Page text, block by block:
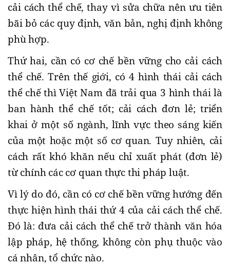
cải cách thể chế, thay vì sửa chữa nên ưu tiên
bãi bỏ các quy định, văn bản, nghị định không
phù hợp.
Thứ hai, cần có cơ chế bền vững cho cải cách
thể chế. Trên thế giới, có 4 hình thái cải cách
thể chế thì Việt Nam đã trải qua 3 hình thái là
ban hành thể chế tốt; cải cách đơn lẻ; triển
khai ở một số ngành, lĩnh vực theo sáng kiến
của một hoặc một số cơ quan. Tuy nhiên, cải
cách rất khó khăn nếu chỉ xuất phát (đơn lẻ)
từ chính các cơ quan thực thi pháp luật.
Vì lý do đó, cần có cơ chế bền vững hướng đến
thực hiện hình thái thứ 4 của cải cách thể chế.
Đó là: đưa cải cách thể chế trở thành văn hóa
lập pháp, hệ thống, không còn phụ thuộc vào
cá nhân, tổ chức nào.